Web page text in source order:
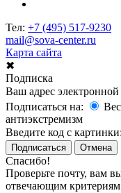
Тел: +7 (495) 517-9230
mail@sova-center.ru
Карта сайта
✖
Подписка
Ваш адрес
Подписаться на:
антиэкстремизм
Введите код с картинки:
Подписаться
Отмена
Спасибо!
Проверьте почту, вам
отвечающим критериям